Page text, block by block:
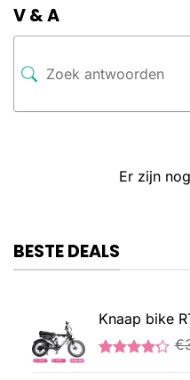
V & A
Er zijn
BESTE DEALS
Knaap bike
€